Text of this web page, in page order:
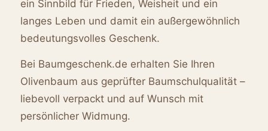
ein Sinnbild für Frieden, Weisheit und ein
langes Leben und damit ein außergewöhnlich
bedeutungsvolles Geschenk.
Bei Baumgeschenk.de erhalten Sie Ihren
Olivenbaum aus geprüfter Baumschulqualität –
liebevoll verpackt und auf Wunsch mit
persönlicher Widmung.